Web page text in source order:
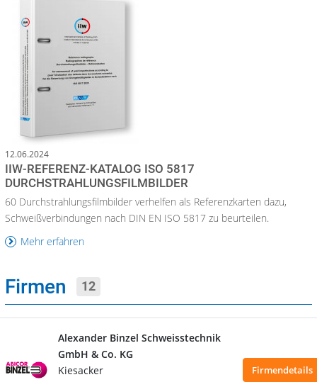
12.06.2024
IIW-REFERENZ-KATALOG ISO 5817
DURCHSTRAHLUNGSFILMBILDER
60 Durchstrahlungsfilmbilder verhelfen als Referenzkarten dazu,
Schweißverbindungen nach DIN EN ISO 5817 zu beurteilen.
Mehr erfahren
Firmen 12
Alexander Binzel Schweisstechnik
GmbH & Co. KG
Kiesacker
Firmendetails